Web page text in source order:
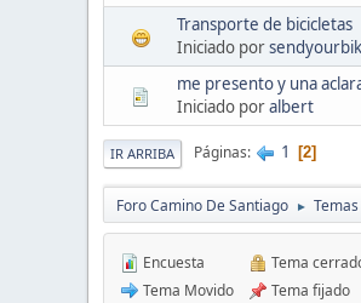
Transporte de bicicletas
Iniciado por
me presento y una
Iniciado poralbert
IR ARRIBA Páginas 1 2
Foro Camino De Santiago ►
Encuesta
Tema Movido
Tema
Tema fijado